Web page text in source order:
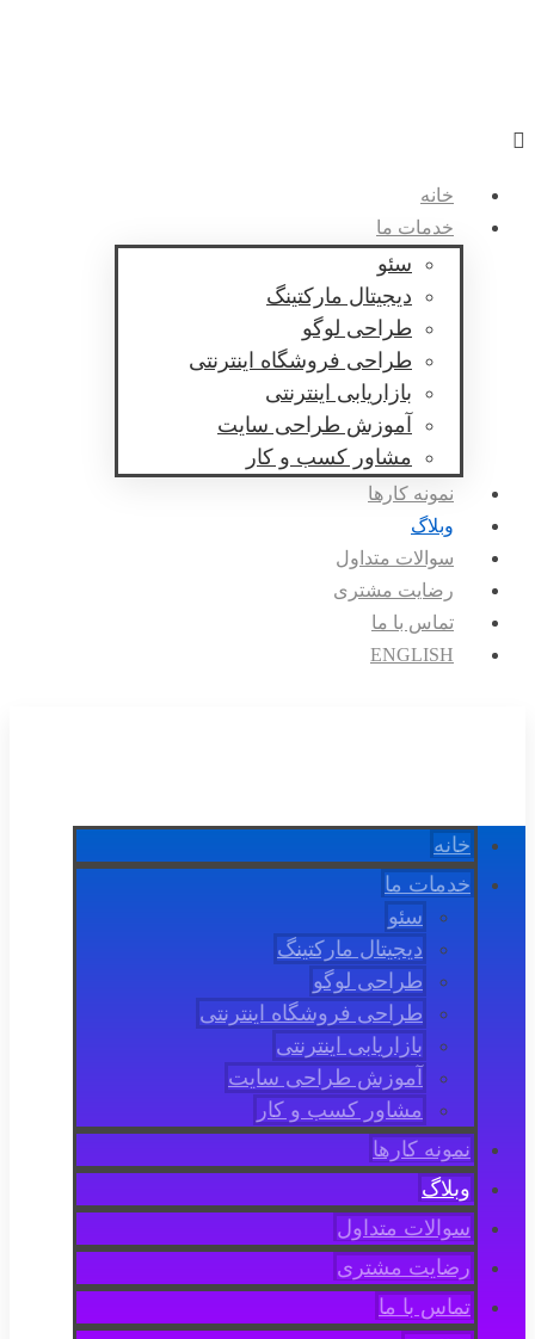
خانه
خدمات ما
سئو
دیجیتال مارکتینگ
طراحی لوگو
طراحی فروشگاه اینترنتی
بازاریابی اینترنتی
آموزش طراحی سایت
مشاور کسب و کار
نمونه کارها
وبلاگ
سوالات متداول
رضایت مشتری
تماس با ما
ENGLISH
خانه
خدمات ما
سئو
دیجیتال مارکتینگ
طراحی لوگو
طراحی فروشگاه اینترنتی
بازاریابی اینترنتی
آموزش طراحی سایت
مشاور کسب و کار
نمونه کارها
وبلاگ
سوالات متداول
رضایت مشتری
تماس با ما